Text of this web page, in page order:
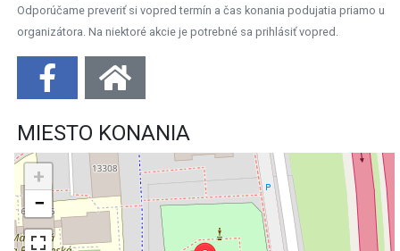
Odporúčame preveriť si vopred termín a čas konania podujatia priamo u
organizátora. Na niektoré akcie je potrebné sa prihlásiť vopred.
MIESTO KONANIA
+
−